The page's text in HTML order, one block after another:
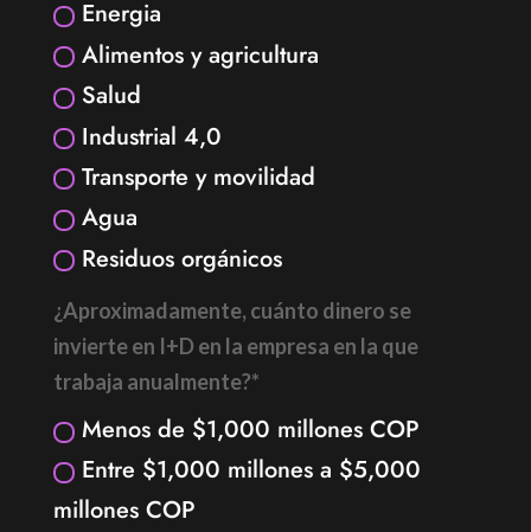
Energia
Alimentos y agricultura
Salud
Industrial 4,0
Transporte y movilidad
Agua
Residuos orgánicos
¿Aproximadamente, cuánto dinero se
invierte en I+D en la empresa en la que
trabaja anualmente?*
Menos de $1,000 millones COP
Entre $1,000 millones a $5,000
millones COP